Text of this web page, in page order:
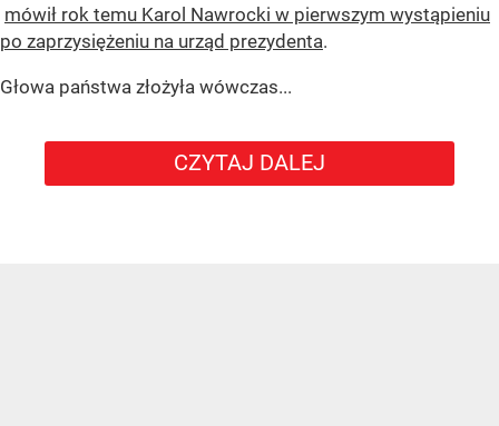
mówił rok temu Karol Nawrocki w pierwszym wystąpieniu
po zaprzysiężeniu na urząd prezydenta.
Głowa państwa złożyła wówczas...
CZYTAJ DALEJ